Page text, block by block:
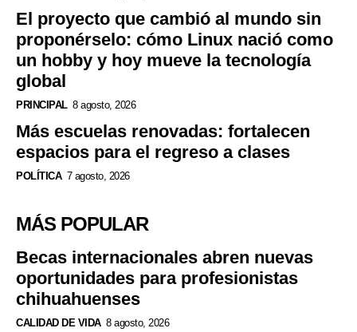
El proyecto que cambió al mundo sin
proponérselo: cómo Linux nació como
un hobby y hoy mueve la tecnología
global
PRINCIPAL 8 agosto, 2026
Más escuelas renovadas: fortalecen
espacios para el regreso a clases
POLÍTICA 7 agosto, 2026
MÁS POPULAR
Becas internacionales abren nuevas
oportunidades para profesionistas
chihuahuenses
CALIDAD DE VIDA 8 agosto, 2026